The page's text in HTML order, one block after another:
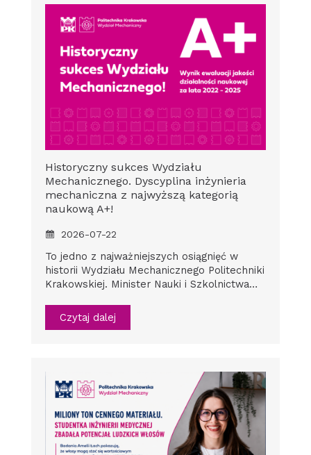
Historyczny sukces Wydziału
Mechanicznego. Dyscyplina inżynieria
mechaniczna z najwyższą kategorią
naukową A+!
2026-07-22
To jedno z najważniejszych osiągnięć w
historii Wydziału Mechanicznego Politechniki
Krakowskiej. Minister Nauki i Szkolnictwa…
Czytaj dalej